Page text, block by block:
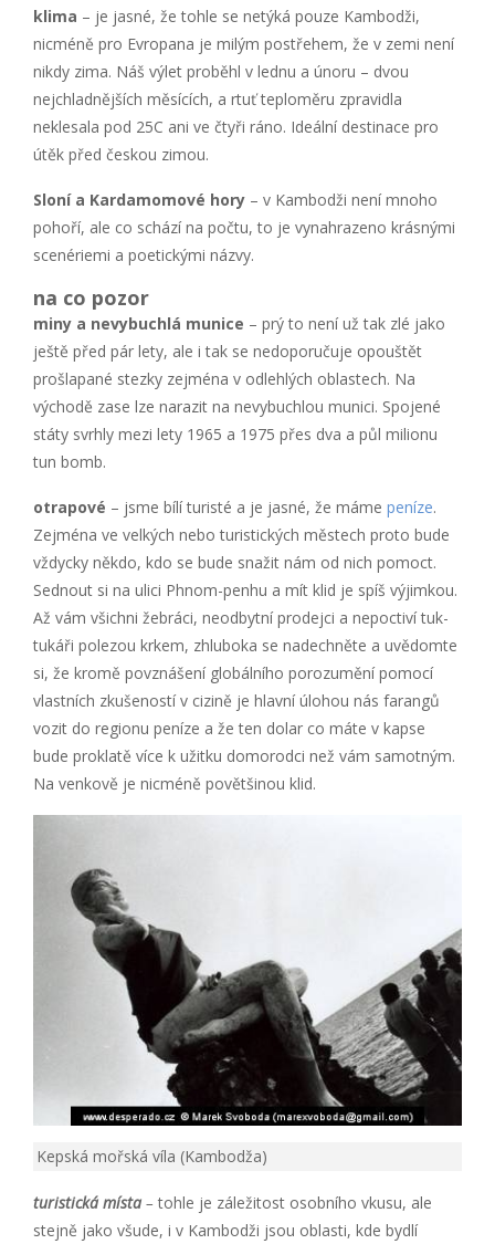
klima – je jasné, že tohle se netýká pouze Kambodži,
nicméně pro Evropana je milým postřehem, že v zemi není
nikdy zima. Náš výlet proběhl v lednu a únoru – dvou
nejchladnějších měsících, a rtuť teploměru zpravidla
neklesala pod 25C ani ve čtyři ráno. Ideální destinace pro
útěk před českou zimou.
Sloní a Kardamomové hory – v Kambodži není mnoho
pohoří, ale co schází na počtu, to je vynahrazeno krásnými
scenériemi a poetickými názvy.
na co pozor
miny a nevybuchlá munice – prý to není už tak zlé jako
ještě před pár lety, ale i tak se nedoporučuje opouštět
prošlapané stezky zejména v odlehlých oblastech. Na
východě zase lze narazit na nevybuchlou munici. Spojené
státy svrhly mezi lety 1965 a 1975 přes dva a půl milionu
tun bomb.
otrapové – jsme bílí turisté a je jasné, že máme peníze.
Zejména ve velkých nebo turistických městech proto bude
vždycky někdo, kdo se bude snažit nám od nich pomoct.
Sednout si na ulici Phnom-penhu a mít klid je spíš výjimkou.
Až vám všichni žebráci, neodbytní prodejci a nepoctiví tuk-
tukáři polezou krkem, zhluboka se nadechněte a uvědomte
si, že kromě povznášení globálního porozumění pomocí
vlastních zkušeností v cizině je hlavní úlohou nás farangů
vozit do regionu peníze a že ten dolar co máte v kapse
bude proklatě více k užitku domorodci než vám samotným.
Na venkově je nicméně povětšinou klid.
Kepská mořská víla (Kambodža)
turistická místa – tohle je záležitost osobního vkusu, ale
stejně jako všude, i v Kambodži jsou oblasti, kde bydlí